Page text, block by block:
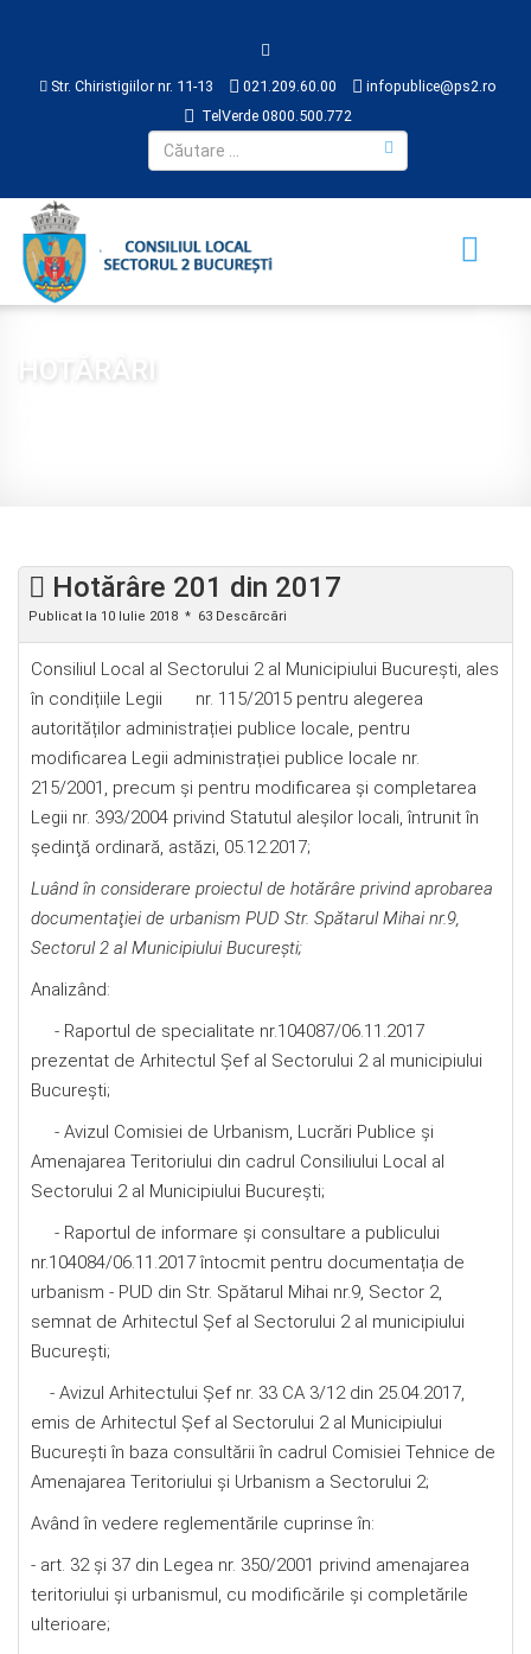
Str. Chiristigiilor nr. 11-13 021.209.60.00
infopublice@ps2.ro
TelVerde 0800.500.772
HOTĂRÂRI
Hotărâre 201 din 2017
Publicat la 10 Iulie 2018 63 Descărcări
Consiliul Local al Sectorului 2 al Municipiului Bucureşti, ales
în condițiile Legii nr. 115/2015 pentru alegerea
autorităților administrației publice locale, pentru
modificarea Legii administrației publice locale nr.
215/2001, precum și pentru modificarea şi completarea
Legii nr. 393/2004 privind Statutul aleșilor locali, întrunit în
şedinţă ordinară, astăzi, 05.12.2017;
Luând în considerare proiectul de hotărâre privind aprobarea
documentaţiei de urbanism PUD Str. Spătarul Mihai nr.9,
Sectorul 2 al Municipiului Bucureşti;
Analizând:
- Raportul de specialitate nr.104087/06.11.2017
prezentat de Arhitectul Şef al Sectorului 2 al municipiului
Bucureşti;
- Avizul Comisiei de Urbanism, Lucrări Publice şi
Amenajarea Teritoriului din cadrul Consiliului Local al
Sectorului 2 al Municipiului București;
- Raportul de informare şi consultare a publicului
nr.104084/06.11.2017 întocmit pentru documentația de
urbanism - PUD din Str. Spătarul Mihai nr.9, Sector 2,
semnat de Arhitectul Şef al Sectorului 2 al municipiului
Bucureşti;
- Avizul Arhitectului Șef nr. 33 CA 3/12 din 25.04.2017,
emis de Arhitectul Şef al Sectorului 2 al Municipiului
Bucureşti în baza consultării în cadrul Comisiei Tehnice de
Amenajarea Teritoriului şi Urbanism a Sectorului 2;
Având în vedere reglementările cuprinse în:
- art. 32 și 37 din Legea nr. 350/2001 privind amenajarea
teritoriului şi urbanismul, cu modificările și completările
ulterioare;